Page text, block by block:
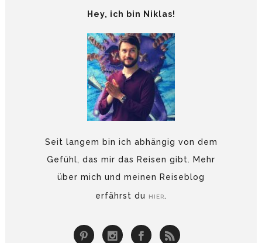
Hey, ich bin Niklas!
Seit langem bin ich abhängig von dem
Gefühl, das mir das Reisen gibt. Mehr
über mich und meinen Reiseblog
erfährst du
HIER.